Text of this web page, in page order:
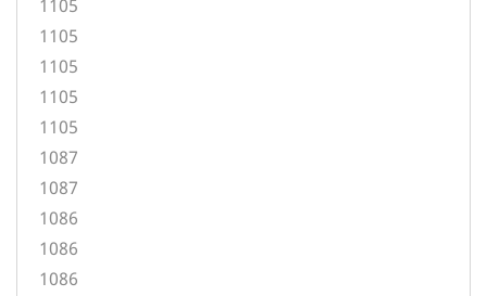
1105
1105
1105
1105
1105
1087
1087
1086
1086
1086